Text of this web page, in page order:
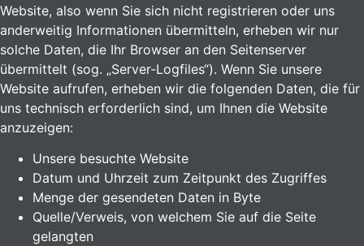
Website, also wenn Sie sich nicht registrieren oder uns
anderweitig Informationen übermitteln, erheben wir nur
solche Daten, die Ihr Browser an den Seitenserver
übermittelt (sog. „Server-Logfiles“). Wenn Sie unsere
Website aufrufen, erheben wir die folgenden Daten, die für
uns technisch erforderlich sind, um Ihnen die Website
anzuzeigen:
Unsere besuchte Website
Datum und Uhrzeit zum Zeitpunkt des Zugriffes
Menge der gesendeten Daten in Byte
Quelle/Verweis, von welchem Sie auf die Seite
gelangten